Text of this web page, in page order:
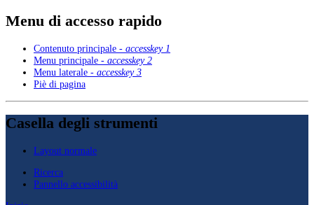
Menu di accesso rapido
Contenuto principale - accesskey 1
Menu principale - accesskey 2
Menu laterale - accesskey 3
Piè di pagina
Casella degli strumenti
Layout normale
Ricerca
Pannello accessibilità